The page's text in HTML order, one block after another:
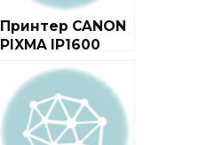
Принтер CANON
PIXMA IP1600